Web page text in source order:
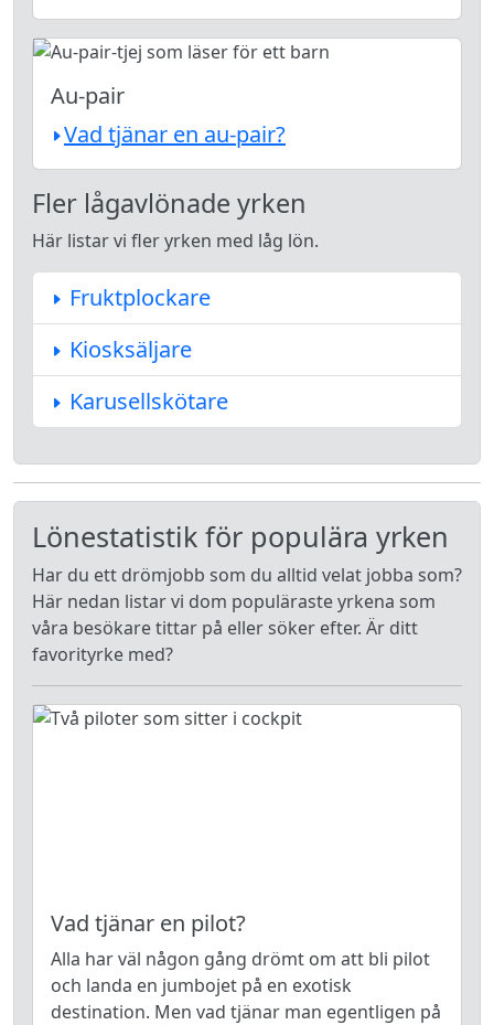
Au-pair
Vad tjänar en au-pair?
Fler lågavlönade yrken
Här listar vi fler yrken med låg lön.
Fruktplockare
Kiosksäljare
Karusellskötare
Lönestatistik för populära yrken
Har du ett drömjobb som du alltid velat jobba som?
Här nedan listar vi dom populäraste yrkena som
våra besökare tittar på eller söker efter. Är ditt
favorityrke med?
Vad tjänar en pilot?
Alla har väl någon gång drömt om att bli pilot
och landa en jumbojet på en exotisk
destination. Men vad tjänar man egentligen på